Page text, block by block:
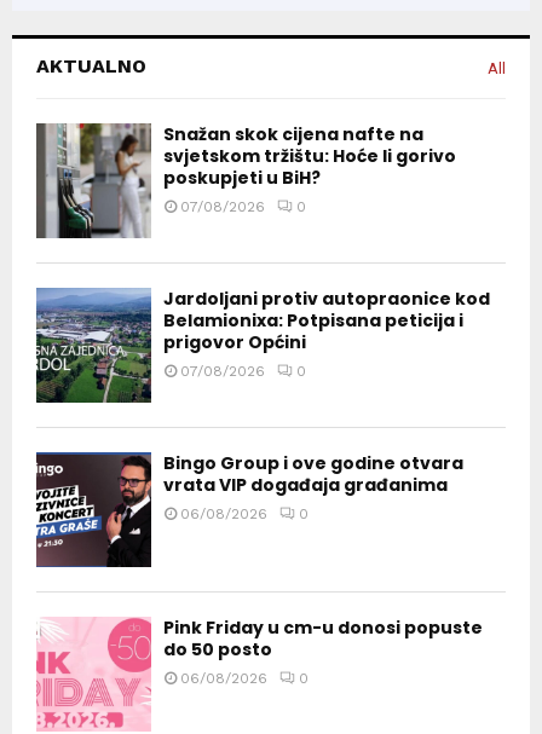
AKTUALNO All
Snažan skok cijena nafte na
svjetskom tržištu: Hoće li gorivo
poskupjeti u BiH?
07/08/2026 0
Jardoljani protiv autopraonice kod
Belamionixa: Potpisana peticija i
prigovor Općini
07/08/2026 0
Bingo Group i ove godine otvara
vrata VIP događaja građanima
06/08/2026 0
Pink Friday u cm-u donosi popuste
do 50 posto
06/08/2026 0